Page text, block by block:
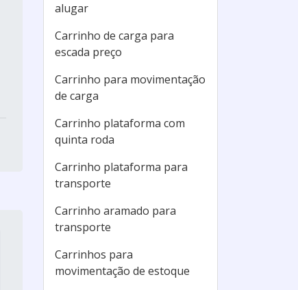
alugar
Carrinho de carga para
escada preço
Carrinho para movimentação
de carga
Carrinho plataforma com
quinta roda
Carrinho plataforma para
transporte
Carrinho aramado para
transporte
Carrinhos para
movimentação de estoque